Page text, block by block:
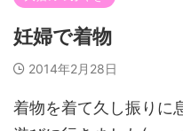
妊婦で着物
2014年2月28日
着物を着て久し振りに